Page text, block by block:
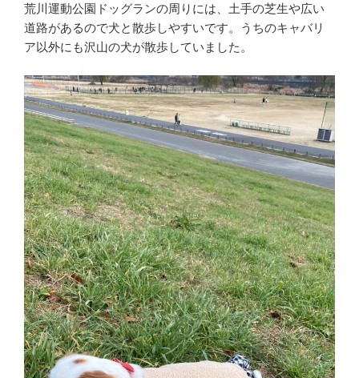
荒川運動公園ドッグランの周りには、土手の芝生や広い
道路があるので犬と散歩しやすいです。うちのキャバリ
ア以外にも沢山の犬が散歩していました。